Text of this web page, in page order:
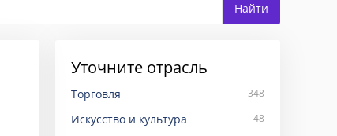
Уточните отрасль
Торговля 348
Искусство и культура 48